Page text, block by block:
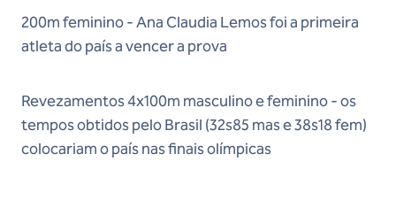
200m feminino - Ana Claudia Lemos foi a primeira
atleta do país a vencer a prova
Revezamentos 4x100m masculino e feminino - os
tempos obtidos pelo Brasil (32s85 mas e 38s18 fem)
colocariam o país nas finais olímpicas